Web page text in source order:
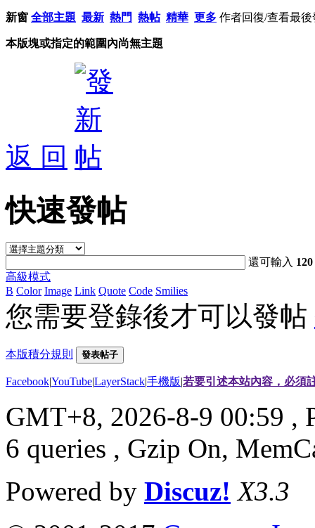
新窗 全部主題 最新 熱門 熱帖 精華 更多 作者回復/查看最後
本版塊或指定的範圍內尚無主題
返 回
快速發帖
還可輸入 120
高級模式
B Color Image Link Quote Code Smilies
您需要登錄後才可以發帖
本版積分規則 發表帖子
Facebook|YouTube|LayerStack|手機版|若要引述本站內容，必須
GMT+8, 2026-8-9 00:59 ,
6 queries , Gzip On,
Powered by Discuz! X3.3